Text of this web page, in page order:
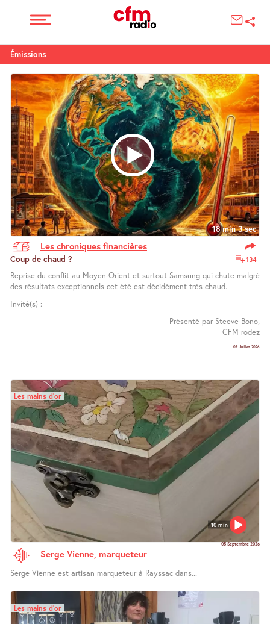
Émissions
18 min 3 sec
Les chroniques financières
134
Coup de chaud ?
Reprise du conflit au Moyen-Orient et surtout Samsung qui chute malgré
des résultats exceptionnels cet été est décidément très chaud.
Invité(s) :
Présenté par Steeve Bono,
CFM rodez
09 Juillet 2026
10 min
Les mains d’or
05 Septembre 2026
Serge Vienne, marqueteur
Serge Vienne est artisan marqueteur à Rayssac dans...
Les mains d’or